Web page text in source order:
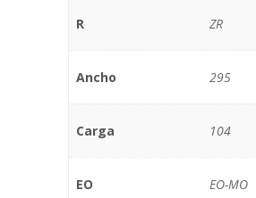
R ZR
Ancho 295
Carga 104
EO EO-MO